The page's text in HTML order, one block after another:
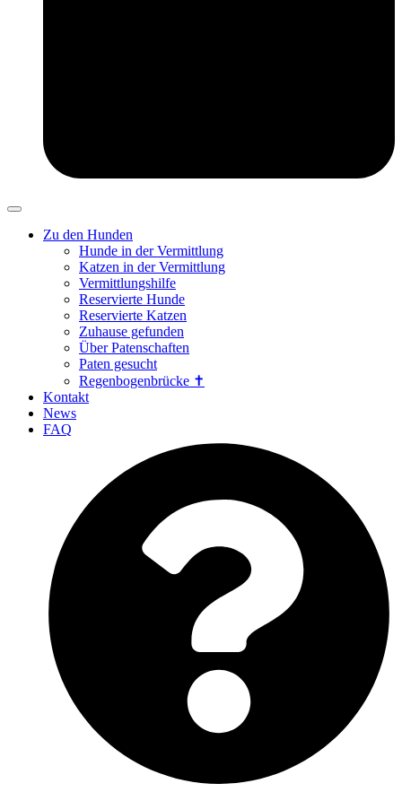
Zu den Hunden
Hunde in der Vermittlung
Katzen in der Vermittlung
Vermittlungshilfe
Reservierte Hunde
Reservierte Katzen
Zuhause gefunden
Über Patenschaften
Paten gesucht
Regenbogenbrücke ✝
Kontakt
News
FAQ